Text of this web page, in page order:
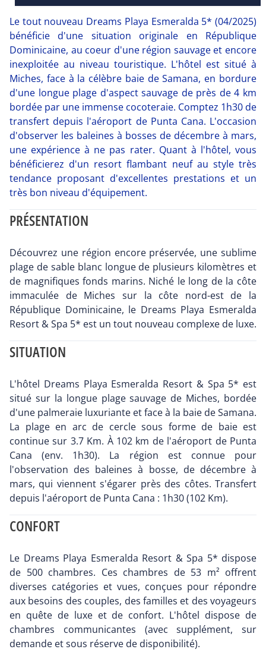
Le tout nouveau Dreams Playa Esmeralda 5* (04/2025)
bénéficie d'une situation originale en République
Dominicaine, au coeur d'une région sauvage et encore
inexploitée au niveau touristique. L'hôtel est situé à
Miches, face à la célèbre baie de Samana, en bordure
d'une longue plage d'aspect sauvage de près de 4 km
bordée par une immense cocoteraie. Comptez 1h30 de
transfert depuis l'aéroport de Punta Cana. L'occasion
d'observer les baleines à bosses de décembre à mars,
une expérience à ne pas rater. Quant à l'hôtel, vous
bénéficierez d'un resort flambant neuf au style très
tendance proposant d'excellentes prestations et un
très bon niveau d'équipement.
PRÉSENTATION
Découvrez une région encore préservée, une sublime
plage de sable blanc longue de plusieurs kilomètres et
de magnifiques fonds marins. Niché le long de la côte
immaculée de Miches sur la côte nord-est de la
République Dominicaine, le Dreams Playa Esmeralda
Resort & Spa 5* est un tout nouveau complexe de luxe.
SITUATION
L'hôtel Dreams Playa Esmeralda Resort & Spa 5* est
situé sur la longue plage sauvage de Miches, bordée
d'une palmeraie luxuriante et face à la baie de Samana.
La plage en arc de cercle sous forme de baie est
continue sur 3.7 Km. À 102 km de l'aéroport de Punta
Cana (env. 1h30). La région est connue pour
l'observation des baleines à bosse, de décembre à
mars, qui viennent s'égarer près des côtes. Transfert
depuis l'aéroport de Punta Cana : 1h30 (102 Km).
CONFORT
Le Dreams Playa Esmeralda Resort & Spa 5* dispose
de 500 chambres. Ces chambres de 53 m² offrent
diverses catégories et vues, conçues pour répondre
aux besoins des couples, des familles et des voyageurs
en quête de luxe et de confort. L'hôtel dispose de
chambres communicantes (avec supplément, sur
demande et sous réserve de disponibilité).